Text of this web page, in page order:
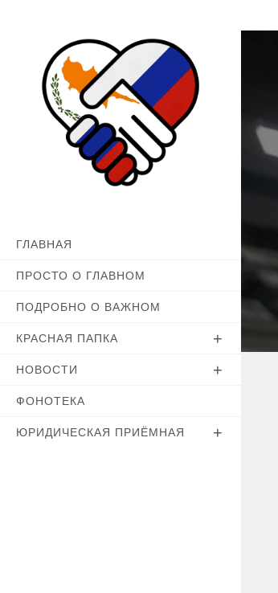
к
ГЛАВНАЯ
ПРОСТО О ГЛАВНОМ
ПОДРОБНО О ВАЖНОМ
КРАСНАЯ ПАПКА
НОВОСТИ
ФОНОТЕКА
ЮРИДИЧЕСКАЯ ПРИЁМНАЯ